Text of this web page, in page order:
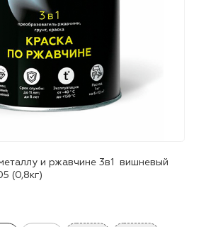
и ржавчине 3в1 вишневый
(0,8кг)